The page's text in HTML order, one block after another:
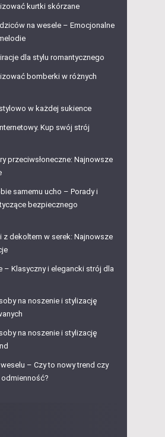
kurtki skórzane
na wesele – Emocjonalne
dla stylu romantycznego
bomberki w różnych
w każdej sukience
Kup swój strój
przeciwsłoneczne: Najnowsze
samemu ucho – Porady i
bezpiecznego
z dekoltem w serek: Najnowsze
– Klasyczny i elegancki strój dla
na noszenie i stylizację
na noszenie i stylizację
– Czy to nowy trend czy